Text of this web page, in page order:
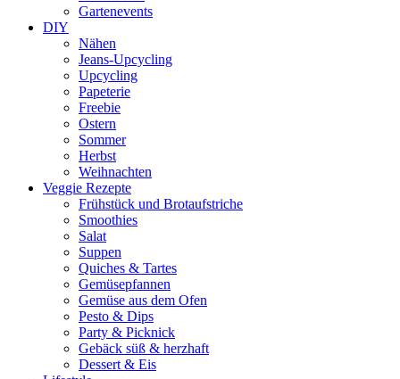
Gartenevents
DIY
Nähen
Jeans-Upcycling
Upcycling
Papeterie
Freebie
Ostern
Sommer
Herbst
Weihnachten
Veggie Rezepte
Frühstück und Brotaufstriche
Smoothies
Salat
Suppen
Quiches & Tartes
Gemüsepfannen
Gemüse aus dem Ofen
Pesto & Dips
Party & Picknick
Gebäck süß & herzhaft
Dessert & Eis